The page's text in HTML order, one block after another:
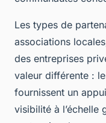
Les types de
associations
des entreprises
valeur différente :
fournissent un
visibilité à l’échelle